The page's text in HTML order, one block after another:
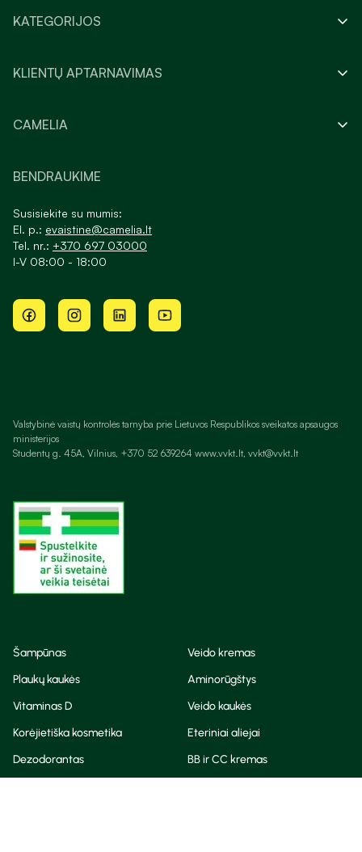
KATEGORIJOS
KLIENTŲ APTARNAVIMAS
CAMELIA
BENDRAUKIME
Susisiekite su mumis:
El. p.: evaistine@camelia.lt
Tel. nr.: +370 697 03000
I-V 08:00 - 18:00
Valstybinė vaistų kontrolės tarnyba prie Lietuvos Respublikos sveikatos apsaugos
ministerijos
Studentų g. 45A, Vilnius, +370 52 639264 www.vvkt.lt, vvkt@vvkt.lt
Šampūnas
Veido kremas
Plaukų kaukės
Aminorūgštys
Vitaminas D
Veido kaukės
Korėjietiška kosmetika
Eteriniai aliejai
Dezodorantas
BB ir CC kremas